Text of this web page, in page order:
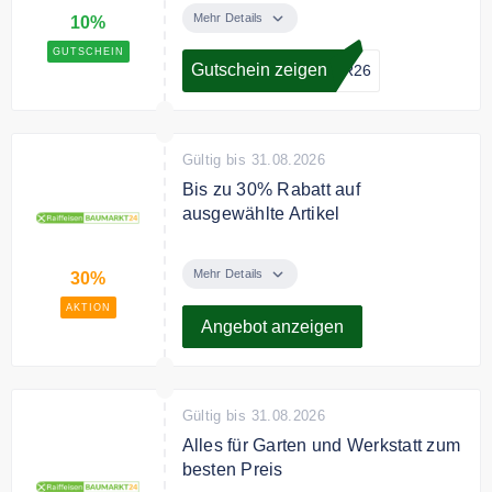
10%
GUTSCHEIN
sparen 10% auf Pflanzenschutz-
Bedingungen
Mehr Details
Gutschein zeigen ER26
30%
AKTION
Gültig bis 31.08.2026
Bis zu 30% Rabatt auf
ausgewählte Artikel
ausgewählte Artikel im Angebot.
Mehr Details
Angebot anzeigen
Gültig bis 31.08.2026
Alles für Garten und Werkstatt zum
besten Preis